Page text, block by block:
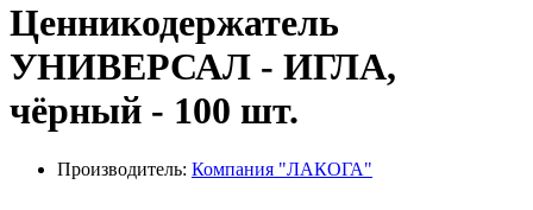
Ценникодержатель
УНИВЕРСАЛ - ИГЛА,
чёрный - 100 шт.
Производитель: Компания "ЛАКОГА"